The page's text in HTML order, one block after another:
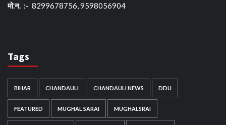
मो.न. :- 8299678756, 9598056904
Tags
BIHAR CHANDAULI CHANDAULI NEWS DDU
FEATURED MUGHAL SARAI MUGHALSRAI